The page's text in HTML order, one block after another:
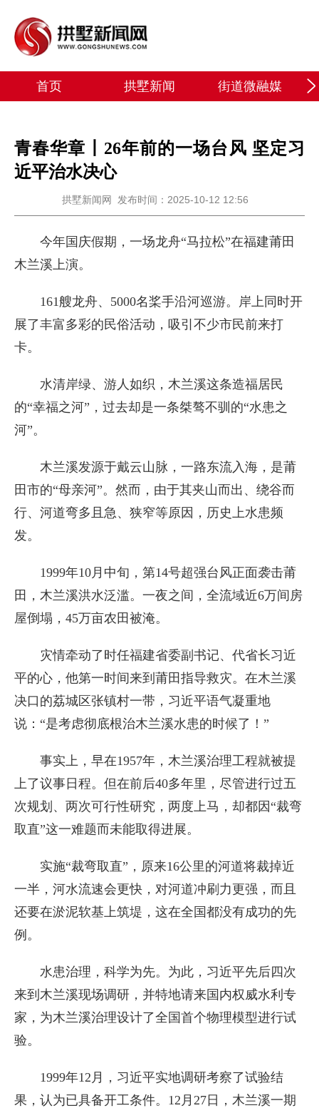
首页 拱墅新闻 街道微融媒
青春华章丨26年前的一场台风 坚定习
近平治水决心
拱墅新闻网 发布时间：2025-10-12 12:56
今年国庆假期，一场龙舟“马拉松”在福建莆田
木兰溪上演。
161艘龙舟、5000名桨手沿河巡游。岸上同时开
展了丰富多彩的民俗活动，吸引不少市民前来打
卡。
水清岸绿、游人如织，木兰溪这条造福居民
的“幸福之河”，过去却是一条桀骜不驯的“水患之
河”。
木兰溪发源于戴云山脉，一路东流入海，是莆
田市的“母亲河”。然而，由于其夹山而出、绕谷而
行、河道弯多且急、狭窄等原因，历史上水患频
发。
1999年10月中旬，第14号超强台风正面袭击莆
田，木兰溪洪水泛滥。一夜之间，全流域近6万间房
屋倒塌，45万亩农田被淹。
灾情牵动了时任福建省委副书记、代省长习近
平的心，他第一时间来到莆田指导救灾。在木兰溪
决口的荔城区张镇村一带，习近平语气凝重地
说：“是考虑彻底根治木兰溪水患的时候了！”
事实上，早在1957年，木兰溪治理工程就被提
上了议事日程。但在前后40多年里，尽管进行过五
次规划、两次可行性研究，两度上马，却都因“裁弯
取直”这一难题而未能取得进展。
实施“裁弯取直”，原来16公里的河道将裁掉近
一半，河水流速会更快，对河道冲刷力更强，而且
还要在淤泥软基上筑堤，这在全国都没有成功的先
例。
水患治理，科学为先。为此，习近平先后四次
来到木兰溪现场调研，并特地请来国内权威水利专
家，为木兰溪治理设计了全国首个物理模型进行试
验。
1999年12月，习近平实地调研考察了试验结
果，认为已具备开工条件。12月27日，木兰溪一期